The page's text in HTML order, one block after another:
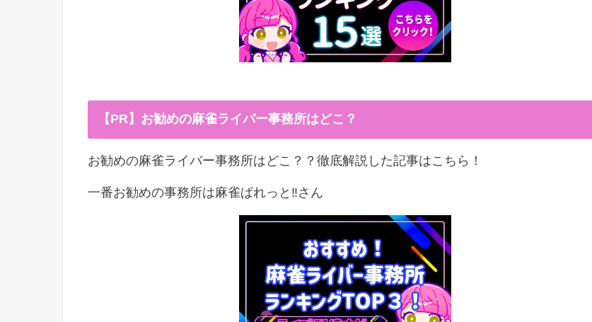
【PR】お勧めの麻雀ライバー事務所はどこ？
お勧めの麻雀ライバー事務所はどこ？？徹底解説した記事はこちら！
一番お勧めの事務所は麻雀ぱれっと‼︎さん